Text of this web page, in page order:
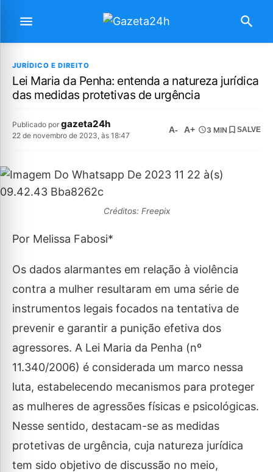
JURÍDICO E DIREITO
Lei Maria da Penha: entenda a natureza jurídica
das medidas protetivas de urgência
Publicado por gazeta24h
22 de novembro de 2023, às 18:47
A- A+ 3 MIN SALVE
Créditos: Freepix
Por Melissa Fabosi*
Os dados alarmantes em relação à violência
contra a mulher resultaram em uma série de
instrumentos legais focados na tentativa de
prevenir e garantir a punição efetiva dos
agressores. A Lei Maria da Penha (nº
11.340/2006) é considerada um marco nessa
luta, estabelecendo mecanismos para proteger
as mulheres de agressões físicas e psicológicas.
Nesse sentido, destacam-se as medidas
protetivas de urgência, cuja natureza jurídica
tem sido objetivo de discussão no meio,